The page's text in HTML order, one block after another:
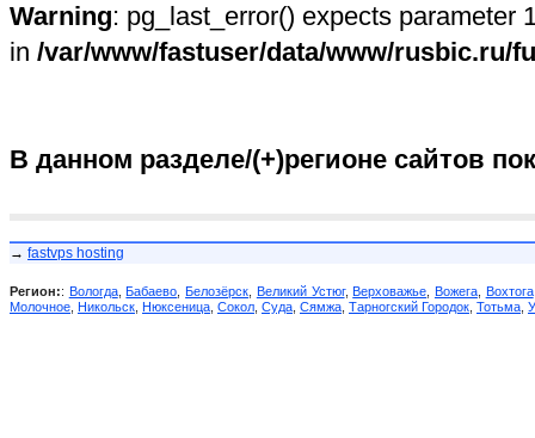
Warning: pg_last_error() expects parameter
in /var/www/fastuser/data/www/rusbic.ru/
В данном разделе/(+)регионе сайтов
→ fastvps hosting
Регион:: Вологда,Бабаево ,Белозёрск Великий Устюг,Верховажье Вожега, Вохтога
Молочное Никольск Нюксеница Сокол Суда Сямжа Тарногский Городок Тотьма